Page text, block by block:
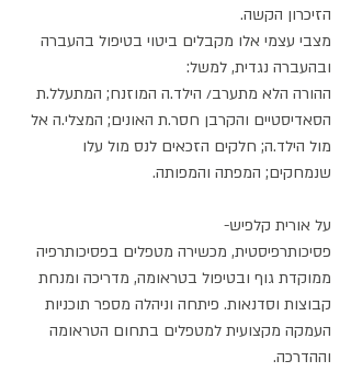
הזיכרון הקשה.
מצבי עצמי אלו מקבלים ביטוי בטיפול בהעברה
ובהעברה נגדית, למשל:
ההורה הלא מתערב/ הילד.ה המוזנח; המתעלל.ת
הסאדיסטיים והקרבן חסר.ת האונים; המצלי.ה אל
מול הילד.ה; חלקים הזכאים לנס מול עלו
שנמחקים; המפתה והמפותה.
על אורית קלפיש-
פסיכותרפיסטית, מכשירה מטפלים בפסיכותרפיה
ממוקדת גוף ובטיפול בטראומה, מדריכה ומנחת
קבוצות וסדנאות. פיתחה וניהלה מספר תוכניות
העמקה מקצועית למטפלים בתחום הטראומה
וההדרכה.